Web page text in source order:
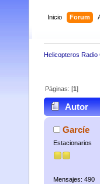
Inicio Forum
Helicopteros
Páginas: [1]
Autor
Garcíe
Estacionarios
Mensajes: 490